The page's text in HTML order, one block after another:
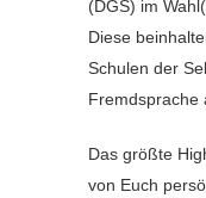
(DGS) im
Diese
Schulen der
Fremdsprache
Das größte
von Euch